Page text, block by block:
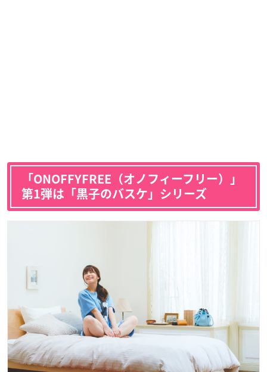
「ONOFFYFREE（オノフィーフリー）」
第1弾は「黒子のバスケ」シリーズ